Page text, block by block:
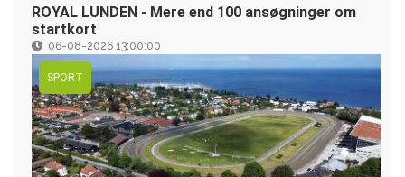
ROYAL LUNDEN - Mere end 100 ansøgninger om
startkort
06-08-2026 13:00:00
SPORT